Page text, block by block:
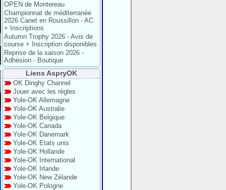
OPEN de Montereau
Championnat de méditerranée
2026 Canet en Roussillon - AC
+ Inscriptions
Autumn Trophy 2026 - Avis de
course + Inscription disponibles
Reprise de la saison 2026 -
Adhésion - Boutique
Liens AspryOK
OK Dinghy Channel
Jouer avec les règles
Yole-OK Allemagne
Yole-OK Australie
Yole-OK Belgique
Yole-OK Canada
Yole-OK Danemark
Yole-OK Etats unis
Yole-OK Hollande
Yole-OK International
Yole-OK Irlande
Yole-OK New Zélande
Yole-OK Pologne